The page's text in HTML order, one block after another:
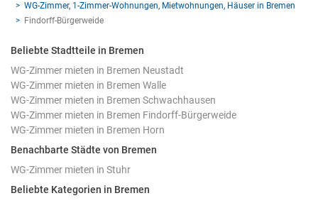
WG-Zimmer, 1-Zimmer-Wohnungen, Mietwohnungen, Häuser in Bremen
Findorff-Bürgerweide
Beliebte Stadtteile in Bremen
WG-Zimmer mieten in Bremen Neustadt
WG-Zimmer mieten in Bremen Walle
WG-Zimmer mieten in Bremen Schwachhausen
WG-Zimmer mieten in Bremen Findorff-Bürgerweide
WG-Zimmer mieten in Bremen Horn
Benachbarte Städte von Bremen
WG-Zimmer mieten in Stuhr
Beliebte Kategorien in Bremen